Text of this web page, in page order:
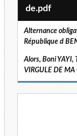
de.pdf
Alternance
République d
Alors, Boni YAYI,
VIRGULE DE